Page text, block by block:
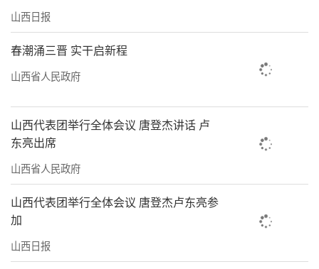
山西日报
春潮涌三晋 实干启新程
山西省人民政府
山西代表团举行全体会议 唐登杰讲话 卢
东亮出席
山西省人民政府
山西代表团举行全体会议 唐登杰卢东亮参
加
山西日报